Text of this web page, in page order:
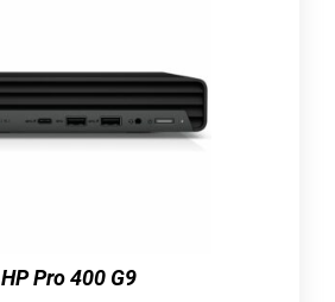
HP Pro 400 G9